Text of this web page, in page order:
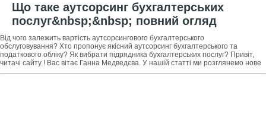
Що таке аутсорсинг бухгалтерських
послуг&nbsp;&nbsp; повний огляд
поняття і покрокова інструкція як
скористатися послугою + 4 ради як
вибрати надійного аутсорсера
Від чого залежить вартість аутсорсингового бухгалтерського
обслуговування? Хто пропонує якісний аутсорсинг бухгалтерського та
податкового обліку? Як вибрати підрядника бухгалтерських послуг? Привіт,
читачі сайту ! Вас вітає Ганна Медведєва. У нашій статті ми розглянемо нове
для багатьох